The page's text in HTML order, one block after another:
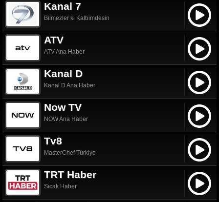
Kanal 7
Bilmezler ki Kalbimdesin
ATV
ATV Ana Haber
Kanal D
Kanal D Ana Haber
Now TV
NOW Ana Haber
Tv8
MasterChef Türkiye
TRT Haber
Sıcak Haber